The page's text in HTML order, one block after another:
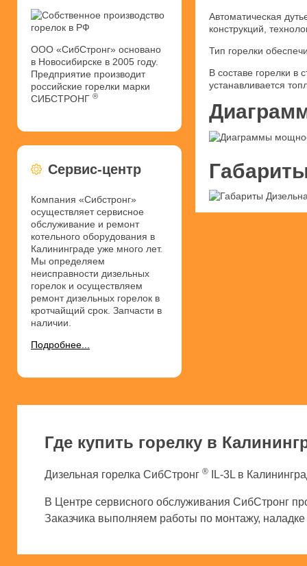
Автоматическая
конструкций,
Тип горелки
В составе горелки в
устанавливается
ООО «СибСтронг» основано
в Новосибирске в 2005 году.
Предприятие производит
российские горелки марки
СИБСТРОНГ ®
Сервис-центр
Компания «Сибстронг»
осуществляет сервисное
обслуживание и ремонт
котельного оборудования в
Калининграде уже много лет.
Мы определяем
неисправности дизельных
горелок и осуществляем
ремонт дизельных горелок в
кротчайщий срок. Запчасти в
наличии.
Подробнее...
Где купить горелку в
Дизельная горелка СибСтронг ® IL-3L в
В Центре сервисного обслуживания СибСтронг
Заказчика выполняем работы по монтажу, наладке